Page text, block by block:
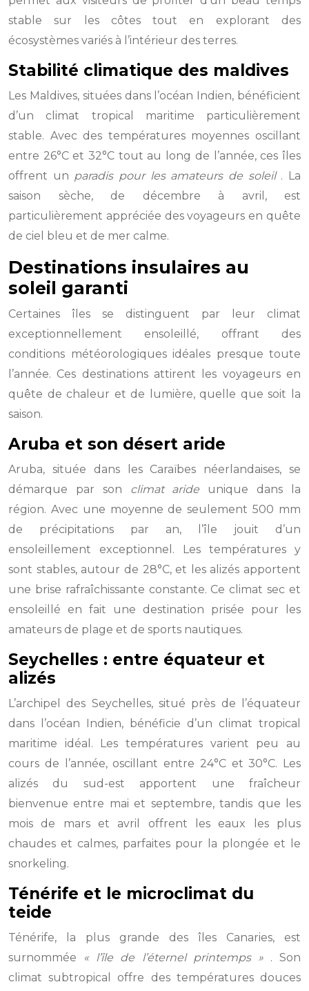
stable sur les côtes tout en explorant des
écosystèmes variés à l’intérieur des terres.
Stabilité climatique des maldives
Les Maldives, situées dans l’océan Indien, bénéficient
d’un climat tropical maritime particulièrement
stable. Avec des températures moyennes oscillant
entre 26°C et 32°C tout au long de l’année, ces îles
offrent un paradis pour les amateurs de soleil . La
saison sèche, de décembre à avril, est
particulièrement appréciée des voyageurs en quête
de ciel bleu et de mer calme.
Destinations insulaires au
soleil garanti
Certaines îles se distinguent par leur climat
exceptionnellement ensoleillé, offrant des
conditions météorologiques idéales presque toute
l’année. Ces destinations attirent les voyageurs en
quête de chaleur et de lumière, quelle que soit la
saison.
Aruba et son désert aride
Aruba, située dans les Caraïbes néerlandaises, se
démarque par son climat aride unique dans la
région. Avec une moyenne de seulement 500 mm
de précipitations par an, l’île jouit d’un
ensoleillement exceptionnel. Les températures y
sont stables, autour de 28°C, et les alizés apportent
une brise rafraîchissante constante. Ce climat sec et
ensoleillé en fait une destination prisée pour les
amateurs de plage et de sports nautiques.
Seychelles : entre équateur et
alizés
L’archipel des Seychelles, situé près de l’équateur
dans l’océan Indien, bénéficie d’un climat tropical
maritime idéal. Les températures varient peu au
cours de l’année, oscillant entre 24°C et 30°C. Les
alizés du sud-est apportent une fraîcheur
bienvenue entre mai et septembre, tandis que les
mois de mars et avril offrent les eaux les plus
chaudes et calmes, parfaites pour la plongée et le
snorkeling.
Ténérife et le microclimat du
teide
Ténérife, la plus grande des îles Canaries, est
surnommée « l’île de l’éternel printemps » . Son
climat subtropical offre des températures douces